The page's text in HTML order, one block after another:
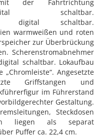
mit der Fahrtrichtung
schaltbar.
digital schaltbar.
warmweißen und roten
zur Überbrückung
Scherenstromabnehmer
schaltbar. Lokaufbau
Angesetzte
Griffstangen und
im Führerstand
Gestaltung.
Steckdosen
liegen als separat
Puffer ca. 22,4 cm.